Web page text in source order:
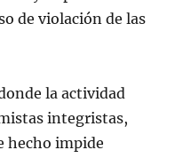
de violación de las
la actividad
integristas,
hecho impide